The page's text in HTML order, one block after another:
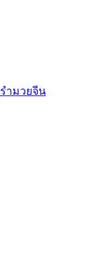
รำมวยจีน